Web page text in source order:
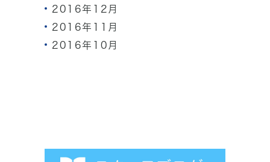
2016年12月
2016年11月
2016年10月